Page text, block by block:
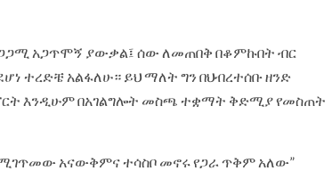
አጋጥሞኝ ያውቃል፤ ሰው ለመጠበቅ በቆምኩበት ብር
ተረድቼ አልፋለሁ። ይህ ማለት ግን በህብረተሰቡ ዘንድ
እንዲሁም በአገልግሎት መስጫ ተቋማት ቅድሚያ የመስጠት
አናውቅምና ተሳስቦ መኖሩ የጋራ ጥቅም አለው”